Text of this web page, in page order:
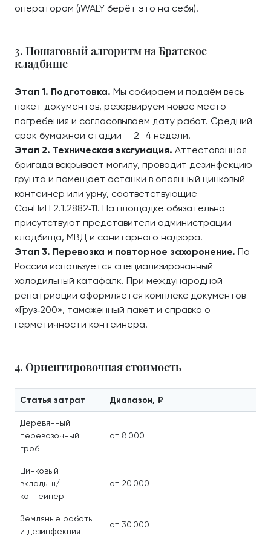
оператором (iWALY берёт это на себя).
3. Пошаговый алгоритм на Братское
кладбище
Этап 1. Подготовка. Мы собираем и подаём весь
пакет документов, резервируем новое место
погребения и согласовываем дату работ. Средний
срок бумажной стадии — 2–4 недели.
Этап 2. Техническая эксгумация. Аттестованная
бригада вскрывает могилу, проводит дезинфекцию
грунта и помещает останки в опаянный цинковый
контейнер или урну, соответствующие
СанПиН 2.1.2882‑11. На площадке обязательно
присутствуют представители администрации
кладбища, МВД и санитарного надзора.
Этап 3. Перевозка и повторное захоронение. По
России используется специализированный
холодильный катафалк. При международной
репатриации оформляется комплекс документов
«Груз‑200», таможенный пакет и справка о
герметичности контейнера.
4. Ориентировочная стоимость
Статья затрат Диапазон, ₽
Деревянный
перевозочный
гроб
от 8 000
Цинковый
вкладыш/
контейнер
от 20 000
Земляные работы
и дезинфекция
от 30 000